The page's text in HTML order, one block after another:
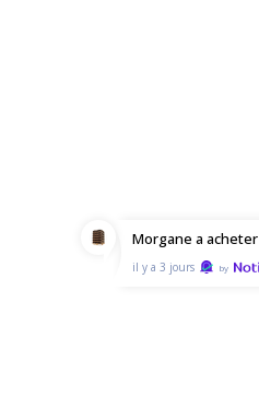
Morgane a acheter
il y a 3 jours by